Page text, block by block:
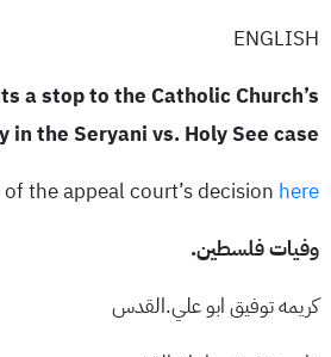
ENGLISH
a stop to the Catholic Church’s
in the Seryani vs. Holy See case
the appeal court’s decision here
وفيات فلسطين.
كريمه توفيق ابو علي.القدس